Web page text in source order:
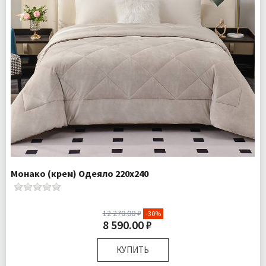
Монако (крем) Одеяло 220х240
12 270.00 ₽ -30%
8 590.00 ₽
КУПИТЬ